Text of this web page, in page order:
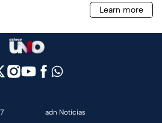
adn Noticias